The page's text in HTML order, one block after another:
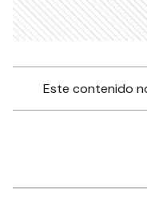
Este contenido